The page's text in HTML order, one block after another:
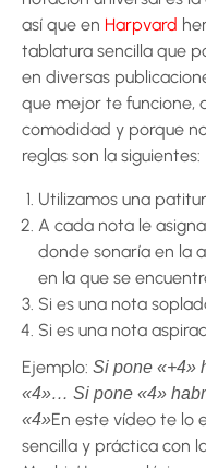
así que en Harpvard
tablatura sencilla que
en diversas
que mejor te funcione,
comodidad y porque
reglas son la siguientes:
Utilizamos una
A cada nota le
donde sonaría en la
en la que se
Si es una nota
Si es una nota
Ejemplo: Si pone «+4»
«4»… Si pone «4»
«4»En este vídeo te lo
sencilla y práctica con